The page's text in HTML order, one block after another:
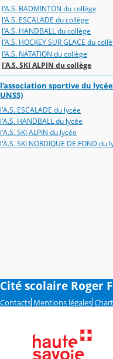
l'A.S. BADMINTON du collège
l'A.S. ESCALADE du collège
l'A.S. HANDBALL du collège
l'A.S. HOCKEY SUR GLACE du
l'A.S. NATATION du collège
l'A.S. SKI ALPIN du collège
l'association sportive du lycée
UNSS)
l'A.S. ESCALADE du lycée
l'A.S. HANDBALL du lycée
l'A.S. SKI ALPIN du lycée
l'A.S. SKI NORDIQUE DE FOND du
Cité scolaire Roger
Contacts Mentions légales